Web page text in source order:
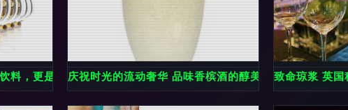
料，更是生活好帮手庆祝时光的流动奢华 品味香槟酒的醇美情怀致命琼浆 英国